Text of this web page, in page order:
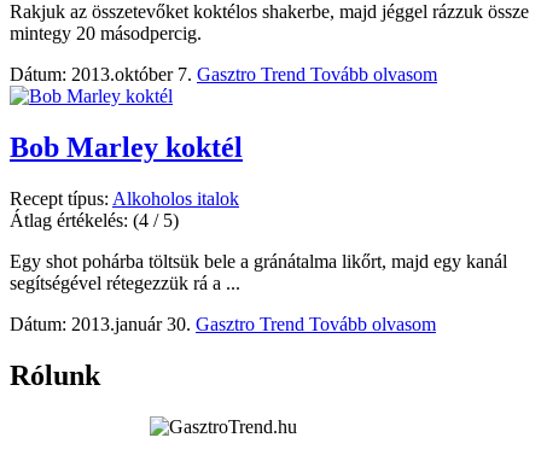
Rakjuk az összetevőket koktélos shakerbe, majd jéggel rázzuk össze
mintegy 20 másodpercig.
Dátum: 2013.október 7. Gasztro Trend Tovább olvasom
Bob Marley koktél
Recept típus: Alkoholos italok
Átlag értékelés: (4 / 5)
Egy shot pohárba töltsük bele a gránátalma likőrt, majd egy kanál
segítségével rétegezzük rá a ...
Dátum: 2013.január 30. Gasztro Trend Tovább olvasom
Rólunk